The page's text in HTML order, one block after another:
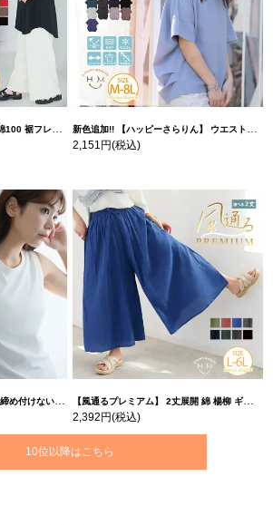
通販ならハッピーマリリン 新色追加!! 【ハッピーさらりん】 ウエストタック入り スッキリ魅せ コクーントップス | 大きいサイズの通販ならハッピーマリリン
2,151円(税込)
の通販ならハッピーマリリン 【風通るプレミアム】 2丈展開 綿 楊柳 ギャザー フレア スカンツ 【ウェストゴム】 | 大きいサイズの通販ならハッピーマリリン
2,392円(税込)
10位以降はこちら